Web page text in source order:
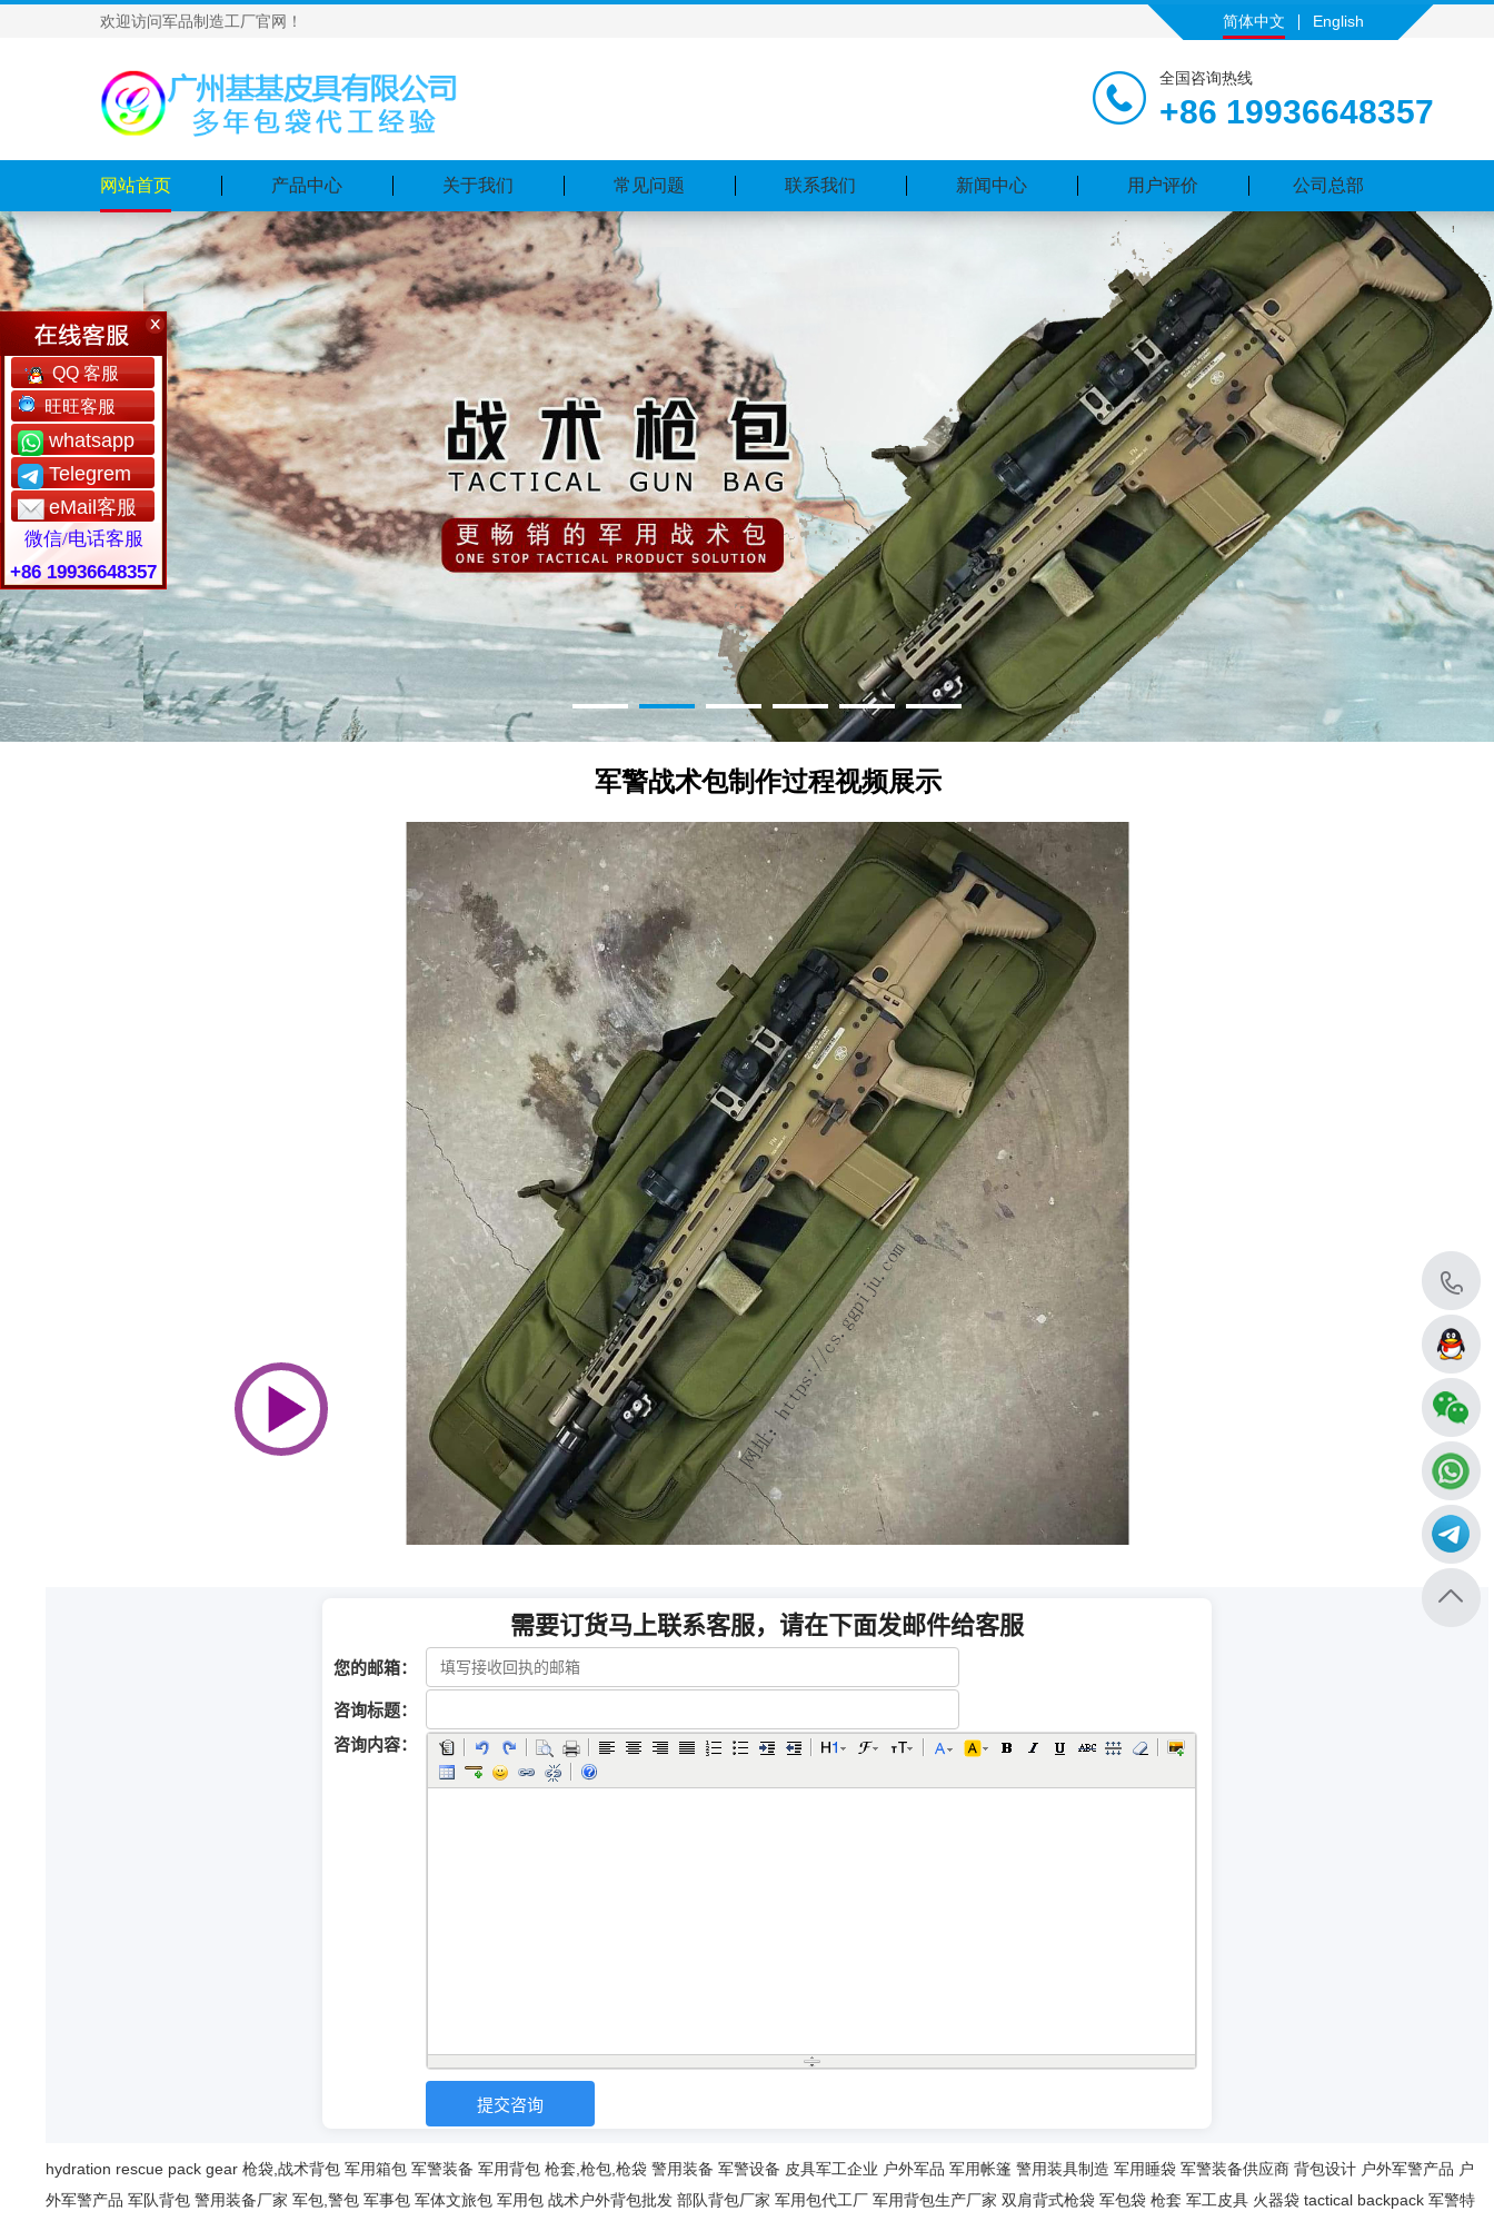
欢迎访问军品制造工厂官网！ 简体中文 English
全国咨询热线
+86 19936648357
网站首页 产品中心 关于我们 常见问题 联系我们 新闻中心 用户评价 公司总部
hydration rescue pack gear 枪袋,战术背包 军用箱包 军警装备 军用背包 枪套,枪包,枪袋 警用装备 军警设备 皮具军工企业 户外军品 军用帐篷 警用装具制造 军用睡袋 军警装备供应商 背包设计 户外军警产品 户
外军警产品 军队背包 警用装备厂家 军包,警包 军事包 军体文旅包 军用包 战术户外背包批发 部队背包厂家 军用包代工厂 军用背包生产厂家 双肩背式枪袋 军包袋 枪套 军工皮具 火器袋 tactical backpack 军警特
QQ 客服
旺旺客服
whatsapp
Telegrem
eMail客服
微信/电话客服
+86 19936648357